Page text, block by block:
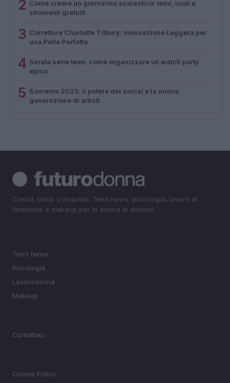
2 Come creare un giornalino scolastico: temi, ruoli e
strumenti gratuiti
3 Correttore Charlotte Tilbury: Innovazione Leggera per
una Pelle Perfetta
4 Serata serie teen: come organizzare un watch party
epico
5 Sanremo 2025: il potere dei social e la nuova
generazione di artisti
Cresci, brilla, conquista. Teen news, psicologia, lavoro al
femminile e makeup per la donna di domani.
Teen News
Psicologia
Lavorodonna
Makeup
Contattaci
Cookie Policy